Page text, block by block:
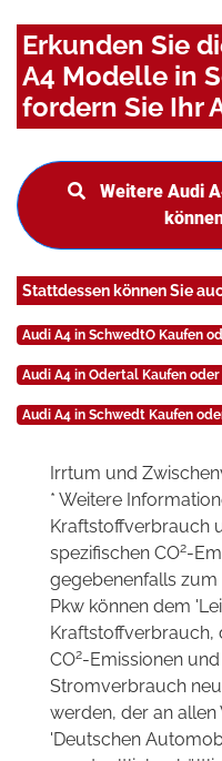
Erkunden Sie
A4 Modelle in
fordern Sie Ihr
Weitere Audi
Stattdessen können Sie
Audi A4 in SchwedtO Kaufen
Audi A4 in Odertal Kaufen
Audi A4 in Schwedt Kaufen
Irrtum und
* Weitere
Kraftstoffverbrauch
spezifischen CO2-
gegebenenfalls
Pkw können dem
Kraftstoffverbrauch,
CO2-Emissionen
Stromverbrauch
werden, der an
'Deutschen